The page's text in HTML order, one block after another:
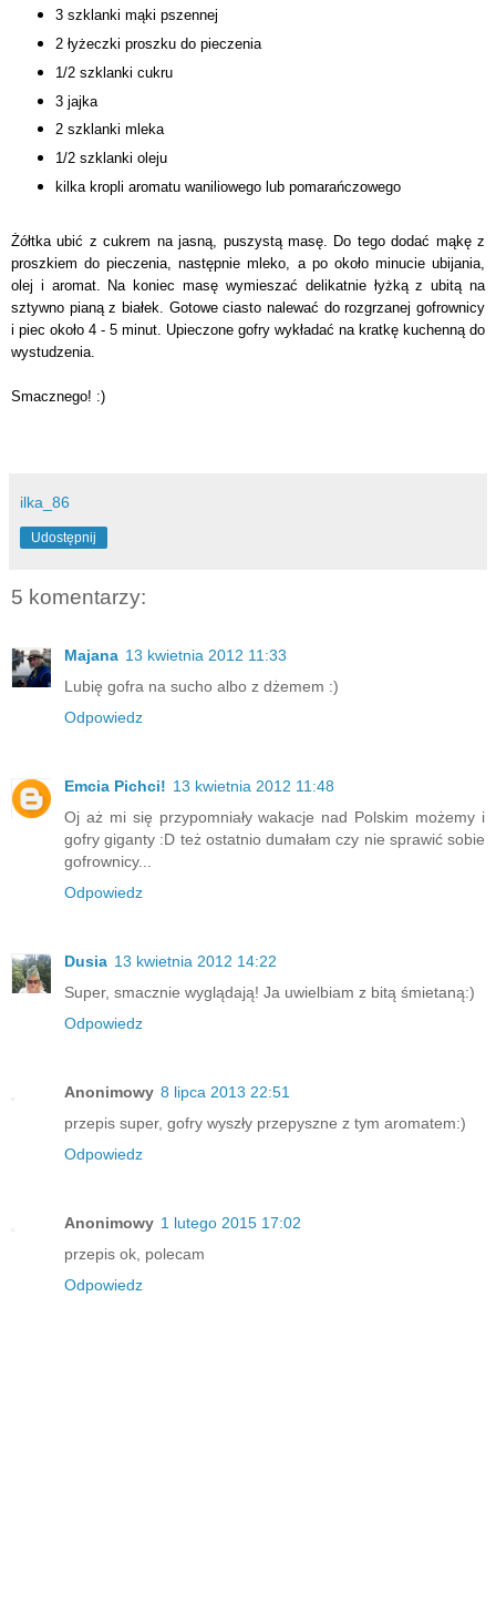
3 szklanki mąki pszennej
2 łyżeczki proszku do pieczenia
1/2 szklanki cukru
3 jajka
2 szklanki mleka
1/2 szklanki oleju
kilka kropli aromatu waniliowego lub pomarańczowego
Żółtka ubić z cukrem na jasną, puszystą masę. Do tego dodać mąkę z
proszkiem do pieczenia, następnie mleko, a po około minucie ubijania,
olej i aromat. Na koniec masę wymieszać delikatnie łyżką z ubitą na
sztywno pianą z białek. Gotowe ciasto nalewać do rozgrzanej gofrownicy
i piec około 4 - 5 minut. Upieczone gofry wykładać na kratkę kuchenną do
wystudzenia.
Smacznego! :)
ilka_86
Udostępnij
5 komentarzy:
Majana 13 kwietnia 2012 11:33
Lubię gofra na sucho albo z dżemem :)
Odpowiedz
Emcia Pichci! 13 kwietnia 2012 11:48
Oj aż mi się przypomniały wakacje nad Polskim możemy i
gofry giganty :D też ostatnio dumałam czy nie sprawić sobie
gofrownicy...
Odpowiedz
Dusia 13 kwietnia 2012 14:22
Super, smacznie wyglądają! Ja uwielbiam z bitą śmietaną:)
Odpowiedz
Anonimowy 8 lipca 2013 22:51
przepis super, gofry wyszły przepyszne z tym aromatem:)
Odpowiedz
Anonimowy 1 lutego 2015 17:02
przepis ok, polecam
Odpowiedz